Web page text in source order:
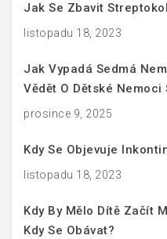
Jak Se Zbavit
listopadu 18, 2023
Jak Vypadá Sedmá
Vědět O Dětské Nemoci
prosince 9, 2025
Kdy Se Objevuje
listopadu 18, 2023
Kdy By Mělo Dítě Začít
Kdy Se Obávat?